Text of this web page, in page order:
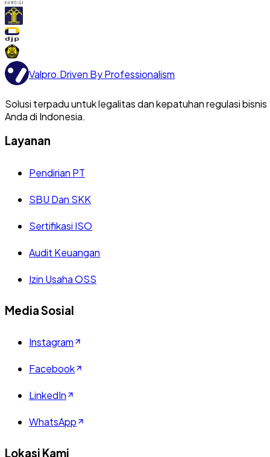
Valpro.Driven By Professionalism
Solusi terpadu untuk legalitas dan kepatuhan regulasi bisnis
Anda di Indonesia.
Layanan
Pendirian PT
SBU Dan SKK
Sertifikasi ISO
Audit Keuangan
Izin Usaha OSS
Media Sosial
Instagram
Facebook
LinkedIn
WhatsApp
Lokasi Kami